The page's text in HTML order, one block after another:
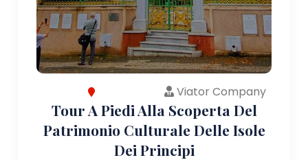
Viator Company
Tour A Piedi Alla Scoperta Del
Patrimonio Culturale Delle Isole
Dei Principi